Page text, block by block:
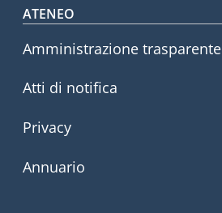
Footer menu
ATENEO
Amministrazione trasparente
Atti di notifica
Privacy
Annuario